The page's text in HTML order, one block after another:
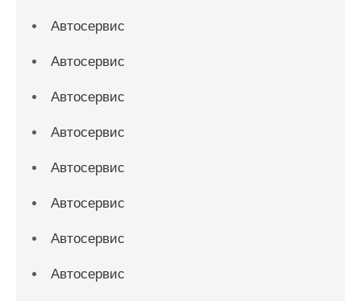
Автосервис
Автосервис
Автосервис
Автосервис
Автосервис
Автосервис
Автосервис
Автосервис